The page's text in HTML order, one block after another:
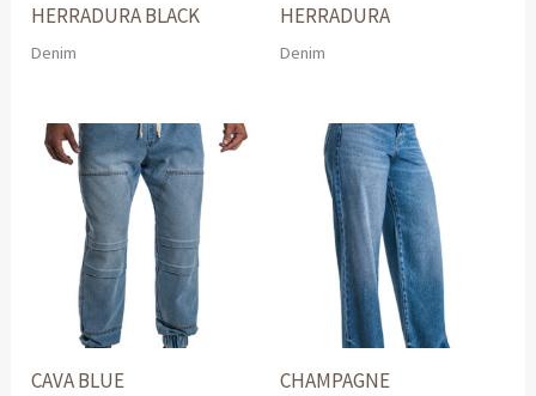
HERRADURA BLACK
Denim
HERRADURA
Denim
CAVA BLUE CHAMPAGNE